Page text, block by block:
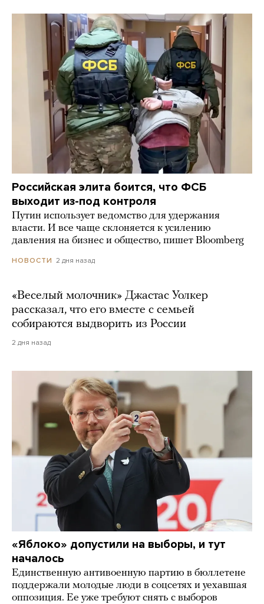
Российская элита боится, что ФСБ
выходит из-под контроля
Путин использует ведомство для удержания
власти. И все чаще склоняется к усилению
давления на бизнес и общество, пишет Bloomberg
НОВОСТИ 2 дня назад
«Веселый молочник» Джастас Уолкер
рассказал, что его вместе с семьей
собираются выдворить из России
2 дня назад
«Яблоко» допустили на выборы, и тут
началось
Единственную антивоенную партию в бюллетене
поддержали молодые люди в соцсетях и уехавшая
оппозиция. Ее уже требуют снять с выборов